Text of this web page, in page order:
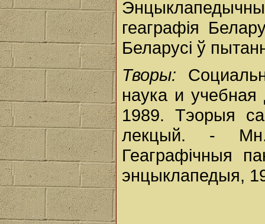
геаграфія
Беларусі ў
Творы:
наука и
1989. Тэорыя
лекцый. -
Геаграфічныя
энцыклапедыя,